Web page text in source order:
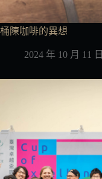
桶陳咖啡的異想
2024 年 10 月 11 日